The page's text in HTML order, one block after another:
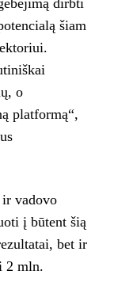
šiam
o
platformą“,
vadovo
į būtent šią
bet ir
2 mln.